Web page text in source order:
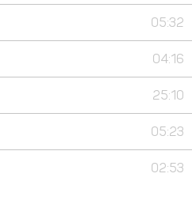
05:32
04:16
25:10
05:23
02:53